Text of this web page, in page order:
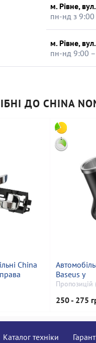
м. Рівне,
пн-нд з
м. Рівне,
пн-нд 9:00
ДО CHINA
China
Baseus y
Пропозицій
250 - 275
Каталог техніки